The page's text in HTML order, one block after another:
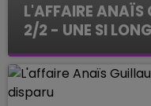
L'AFFAIRE ANAÏS
2/2 - UNE SI
ENQUETES